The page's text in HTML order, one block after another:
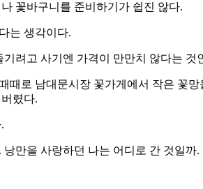
꽃바구니를 준비하기가 쉽진 않다.
는 생각이다.
려고 사기엔 가격이 만만치 않다는
때로 남대문시장 꽃가게에서 작은 꽃
렸다.
만을 사랑하던 나는 어디로 간 것일까.